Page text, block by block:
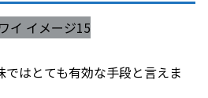
ではとても有効な手段と言えま